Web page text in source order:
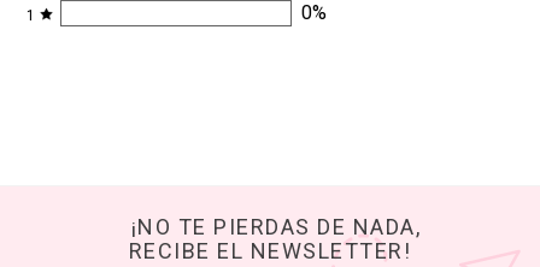
1 0%
¡NO TE PIERDAS DE NADA,
RECIBE EL NEWSLETTER!